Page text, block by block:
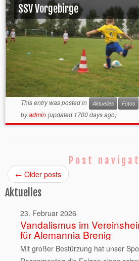
SSV Vorgebirge
This entry was posted in Aktuelles Fotos
byadmin(updated 1700 days ago)
Post
← Older posts
Aktuelles
23. Februar 2026
Vandalismus im
für Alemannia Brenig
Mit großer Bestürzung hat unser